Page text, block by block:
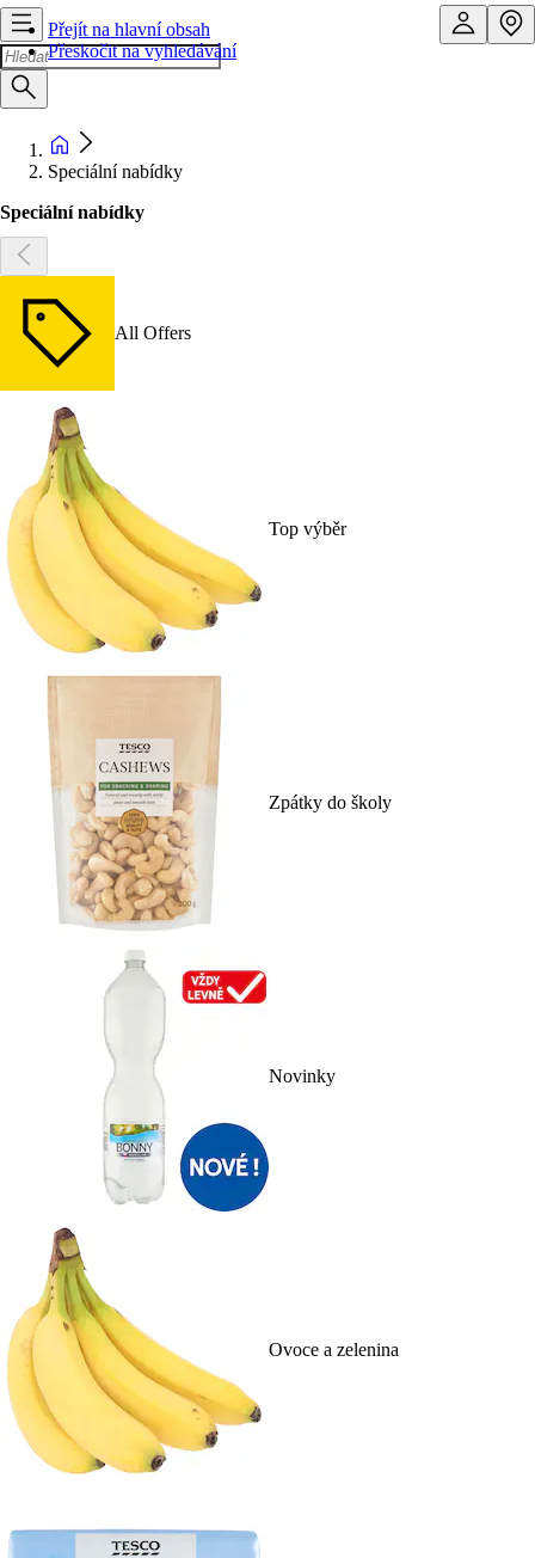
Přejít na hlavní obsah
Přeskočit na vyhledávání
Speciální nabídky
Speciální nabídky
All Offers
Top výběr
Zpátky do školy
Novinky
Ovoce a zelenina